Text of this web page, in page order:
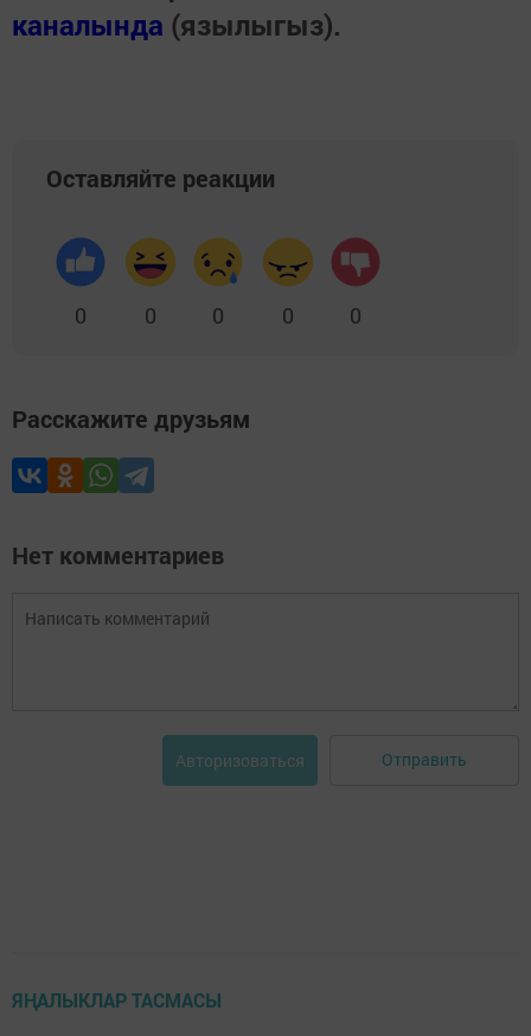
каналында (язылыгыз).
Оставляйте реакции
0 0 0 0 0
Расскажите друзьям
Нет комментариев
Авторизоваться Отправить
ЯҢАЛЫКЛАР ТАСМАСЫ